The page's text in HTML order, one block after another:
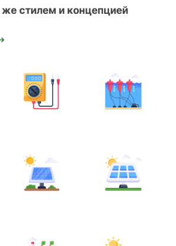
стилем и концепцией